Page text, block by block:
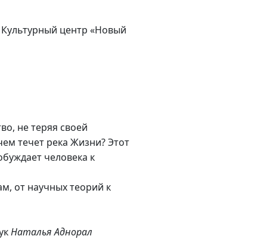
центр «Новый
не теряя своей
течет река Жизни? Этот
человека к
от научных теорий к
Наталья Аднорал